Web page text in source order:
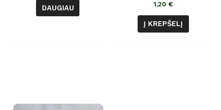
DAUGIAU 1,20 €
Į KREPŠELĮ